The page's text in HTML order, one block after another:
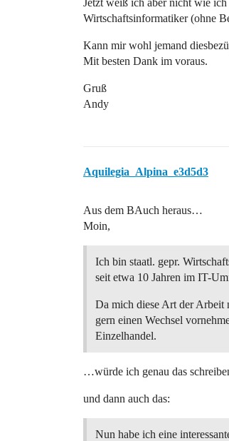
Jetzt weiß ich aber nicht wie
Wirtschaftsinformatiker (ohne
Kann mir wohl jemand
Mit besten Dank im voraus.
Gruß
Andy
Aquilegia_Alpina_e3d5d3
Aus dem BAuch heraus…
Moin,
Ich bin staatl. gepr.
seit etwa 10 Jahren im IT-
Da mich diese Art der Arbeit
gern einen Wechsel
Einzelhandel.
…würde ich genau das
und dann auch das:
Nun habe ich eine